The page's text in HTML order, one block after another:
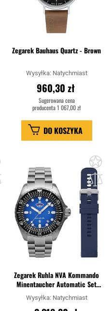
Zegarek Bauhaus Quartz - Brown
Wysyłka: Natychmiast
960,30 zł
Sugerowana cena
producenta1 067,00 zł
DO KOSZYKA
do
schowka
do
Zegarek Ruhla NVA Kommando
Minentaucher Automatic Set
Blue
Wysyłka: Natychmiast